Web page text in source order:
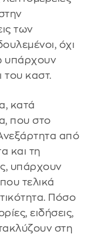
των
όχι
υπάρχουν
του καστ.
κατά
που στο
από
και τη
υπάρχουν
τελικά
Πόσο
ειδήσεις,
στη